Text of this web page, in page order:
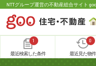
NTTグループ運営の不動産総合サイト
1
最近検索した条件
0
最近見た物件